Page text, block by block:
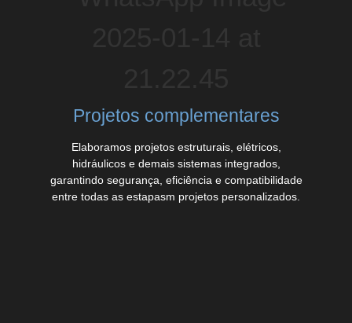
Projetos complementares
Elaboramos projetos estruturais, elétricos,
hidráulicos e demais sistemas integrados,
garantindo segurança, eficiência e compatibilidade
entre todas as estapasm projetos personalizados.